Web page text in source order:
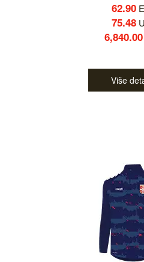
62.90
75.48
6,840.00
Više